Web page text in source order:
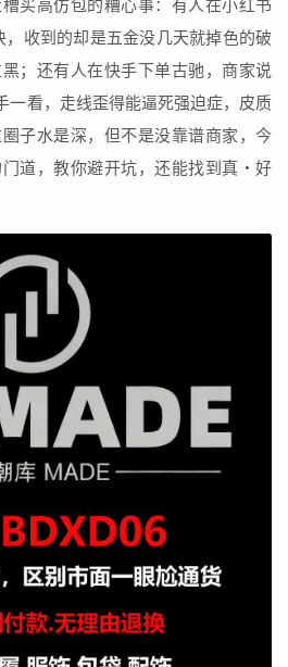
高仿包的糟心事：有人在小红书
收到的却是五金没几天就掉色的破
；还有人在快手下单古驰，商家说
一看，走线歪得能逼死强迫症，皮质
子水是深，但不是没靠谱商家，今
道，教你避开坑，还能找到真・好